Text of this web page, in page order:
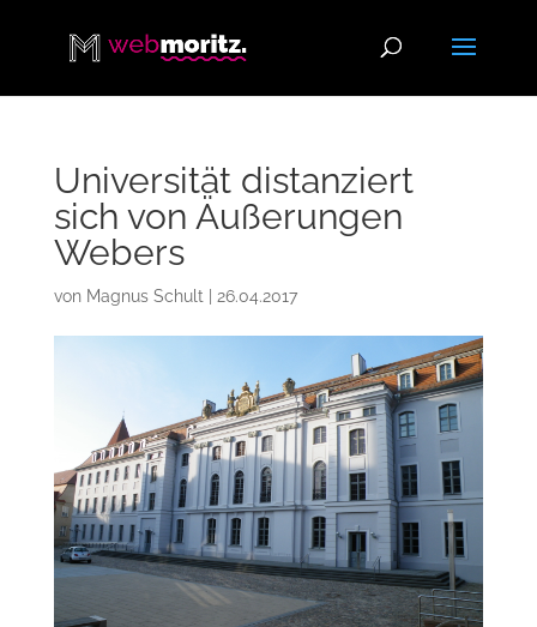
Universität distanziert
sich von Äußerungen
Webers
von Magnus Schult 26.04.2017